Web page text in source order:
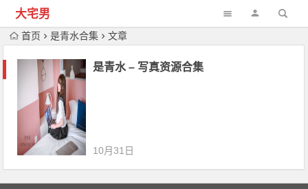
大宅男
首页 是青水合集 文章
是青水 – 写真资源合集
10月31日